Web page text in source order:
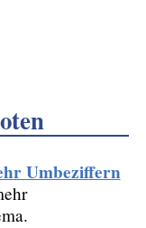
Umbeziffern